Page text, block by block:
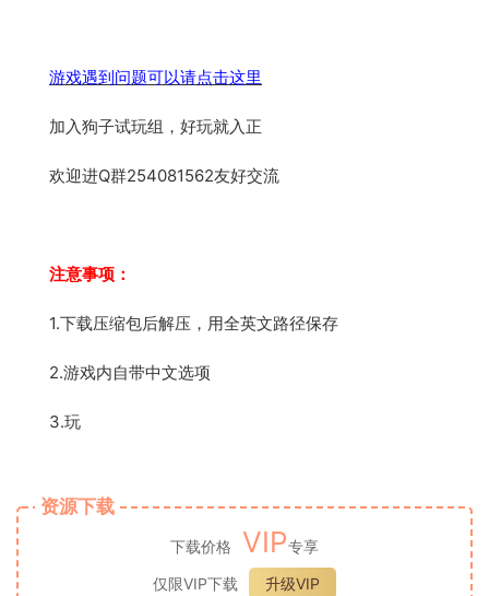
游戏遇到问题可以请点击这里
加入狗子试玩组，好玩就入正
欢迎进Q群254081562友好交流
注意事项：
1.下载压缩包后解压，用全英文路径保存
2.游戏内自带中文选项
3.玩
资源下载
下载价格 VIP专享
仅限VIP下载
升级VIP